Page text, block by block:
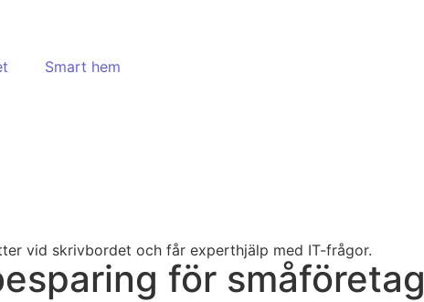
Smart hem
för småföretag